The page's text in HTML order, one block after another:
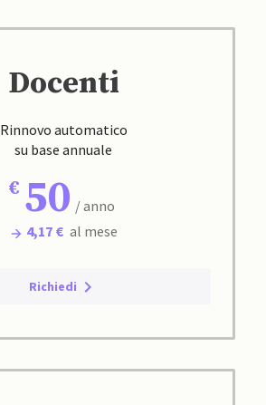
Docenti
Rinnovo automatico
su base annuale
50 / anno
4,17 € al mese
Richiedi